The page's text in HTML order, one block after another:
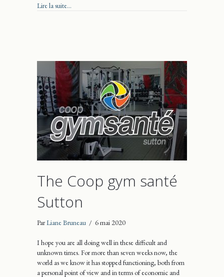
Lire la suite...
The Coop gym santé
Sutton
ParLiane Bruneau / 6 mai 2020
I hope you are all doing well in these difficult and
unknown times. For more than seven weeks now, the
world as we know it has stopped functioning, both from
a personal point of view and in terms of economic and